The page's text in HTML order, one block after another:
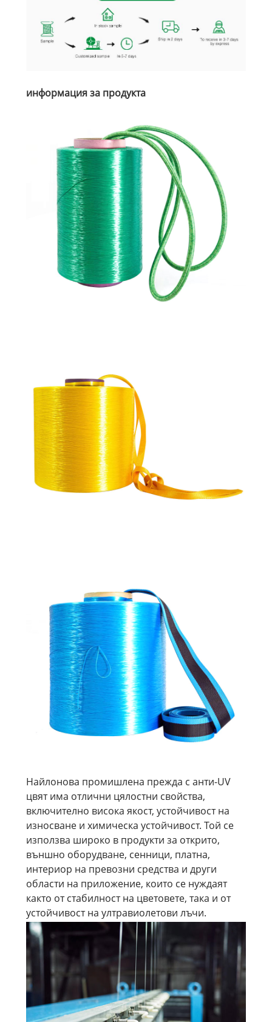
информация за продукта
Найлонова промишлена прежда с анти-UV
цвят има отлични цялостни свойства,
включително висока якост, устойчивост на
износване и химическа устойчивост. Той се
използва широко в продукти за открито,
външно оборудване, сенници, платна,
интериор на превозни средства и други
области на приложение, които се нуждаят
както от стабилност на цветовете, така и от
устойчивост на ултравиолетови лъчи.